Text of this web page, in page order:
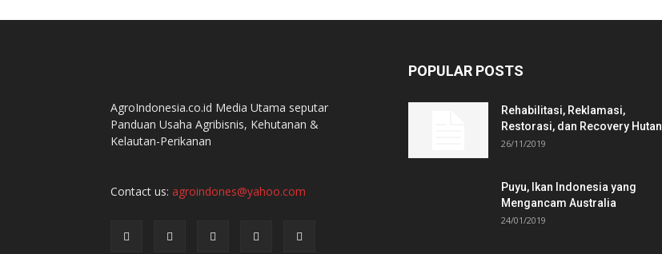
AgroIndonesia.co.id Media Utama seputar
Panduan Usaha Agribisnis, Kehutanan &
Kelautan-Perikanan
Contact us: agroindones@yahoo.com
POPULAR POSTS
Rehabilitasi, Reklamasi,
Restorasi, dan Recovery Hutan
26/11/2019
Puyu, Ikan Indonesia yang
Mengancam Australia
24/01/2019